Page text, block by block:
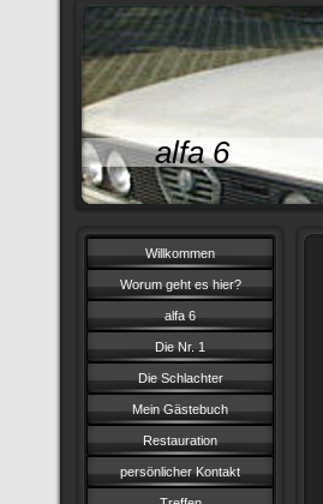
alfa 6
Willkommen
Worum geht es hier?
alfa 6
Die Nr. 1
Die Schlachter
Mein Gästebuch
Restauration
persönlicher Kontakt